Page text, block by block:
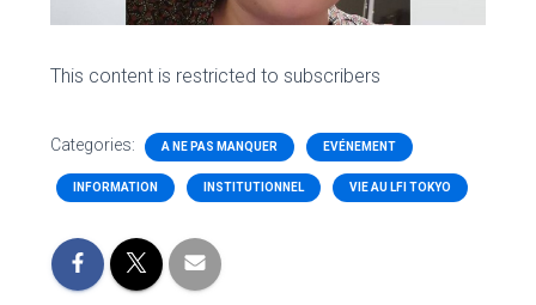
This content is restricted to subscribers
Categories: A NE PAS MANQUER EVÉNEMENT
INFORMATION INSTITUTIONNEL VIE AU LFI TOKYO